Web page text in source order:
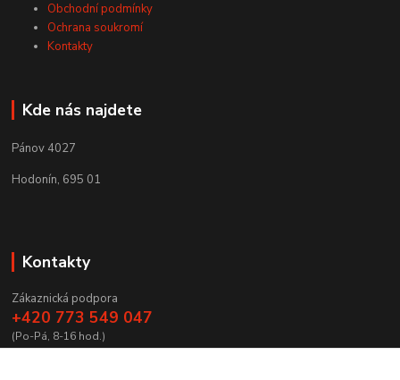
Obchodní podmínky
Ochrana soukromí
Kontakty
Kde nás najdete
Pánov 4027
Hodonín, 695 01
Kontakty
Zákaznická podpora
+420 773 549 047
(Po-Pá, 8-16 hod.)